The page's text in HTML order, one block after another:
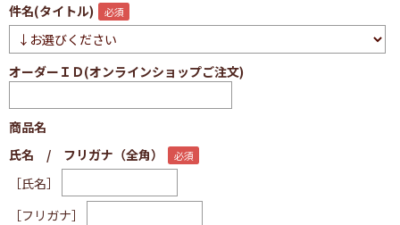
件名(タイトル)
オーダーＩＤ(オンラインショップご注文)
商品名
氏名 / フリガナ（全角）
［氏名］
［フリガナ］